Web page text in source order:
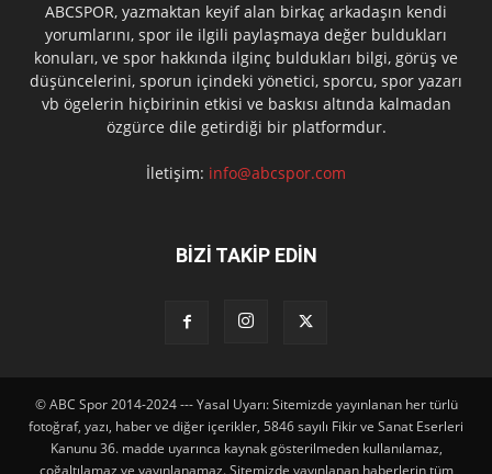
ABCSPOR, yazmaktan keyif alan birkaç arkadaşın kendi
yorumlarını, spor ile ilgili paylaşmaya değer buldukları
konuları, ve spor hakkında ilginç buldukları bilgi, görüş ve
düşüncelerini, sporun içindeki yönetici, sporcu, spor yazarı
vb ögelerin hiçbirinin etkisi ve baskısı altında kalmadan
özgürce dile getirdiği bir platformdur.
İletişim: info@abcspor.com
BİZİ TAKİP EDİN
© ABC Spor 2014-2024 --- Yasal Uyarı: Sitemizde yayınlanan her türlü
fotoğraf, yazı, haber ve diğer içerikler, 5846 sayılı Fikir ve Sanat Eserleri
Kanunu 36. madde uyarınca kaynak gösterilmeden kullanılamaz,